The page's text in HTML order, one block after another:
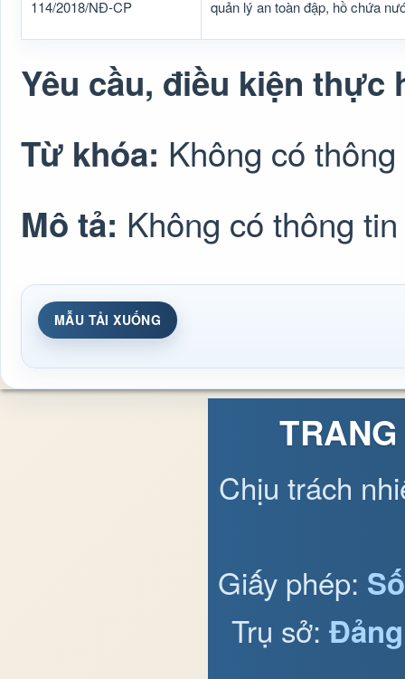
114/2018/NĐ-CP quản lý an toàn đập, hồ chứa
Yêu cầu, điều kiện thực
Từ khóa: Không có
Mô tả: Không có thông tin
MẪU TẢI XUỐNG
Chịu trách
Giấy phép:
Trụ sở: